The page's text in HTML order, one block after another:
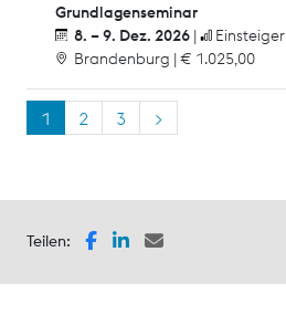
Grundlagenseminar
8. – 9. Dez. 2026
Einsteiger
Brandenburg € 1.025,00
1 2 3 >
Teilen: